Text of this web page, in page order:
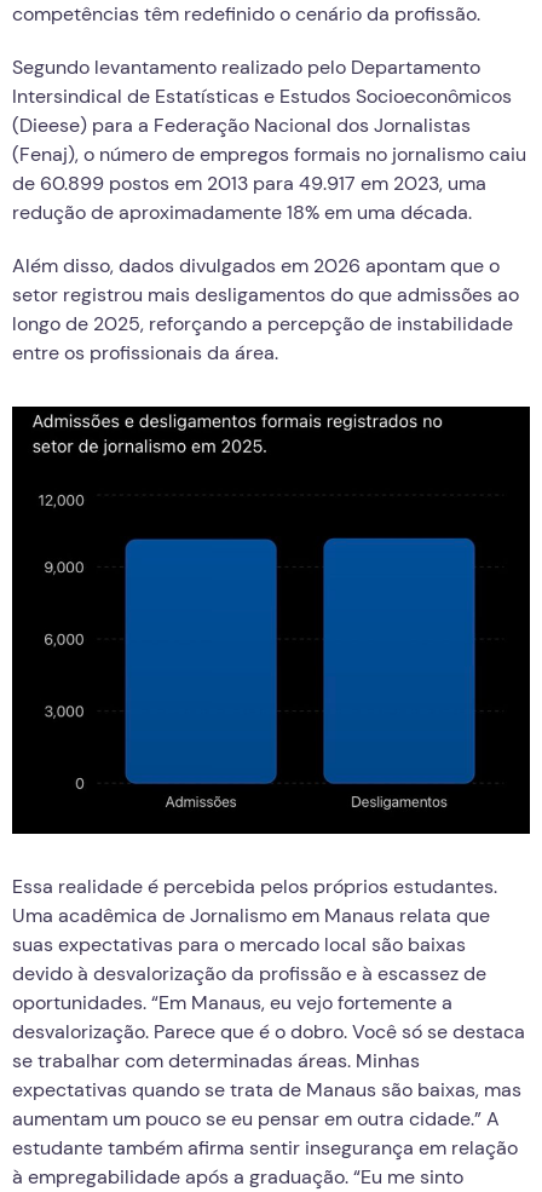
competências têm redefinido o cenário da profissão.
Segundo levantamento realizado pelo Departamento
Intersindical de Estatísticas e Estudos Socioeconômicos
(Dieese) para a Federação Nacional dos Jornalistas
(Fenaj), o número de empregos formais no jornalismo caiu
de 60.899 postos em 2013 para 49.917 em 2023, uma
redução de aproximadamente 18% em uma década.
Além disso, dados divulgados em 2026 apontam que o
setor registrou mais desligamentos do que admissões ao
longo de 2025, reforçando a percepção de instabilidade
entre os profissionais da área.
Essa realidade é percebida pelos próprios estudantes.
Uma acadêmica de Jornalismo em Manaus relata que
suas expectativas para o mercado local são baixas
devido à desvalorização da profissão e à escassez de
oportunidades. “Em Manaus, eu vejo fortemente a
desvalorização. Parece que é o dobro. Você só se destaca
se trabalhar com determinadas áreas. Minhas
expectativas quando se trata de Manaus são baixas, mas
aumentam um pouco se eu pensar em outra cidade.” A
estudante também afirma sentir insegurança em relação
à empregabilidade após a graduação. “Eu me sinto